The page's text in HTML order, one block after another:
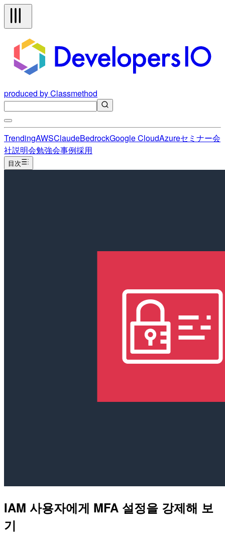
produced by Classmethod
TrendingAWSClaudeBedrockGoogle CloudAzureセミナー会
社説明会勉強会事例採用
目次
IAM 사용자에게 MFA 설정을 강제해 보
기